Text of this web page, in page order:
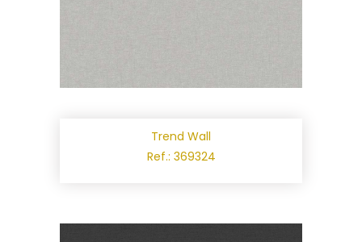
Trend Wall
Ref.: 369324